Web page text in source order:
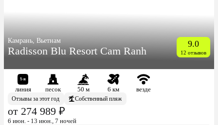
Камрань, Вьетнам
Radisson Blu Resort Cam Ranh
9.0
12 отзывов
линия песок 50 м 6 км
везде
Отзывы за этот год
Собственный пляж
от 274 989 ₽
6 июн. - 13 июн., 7 ночей